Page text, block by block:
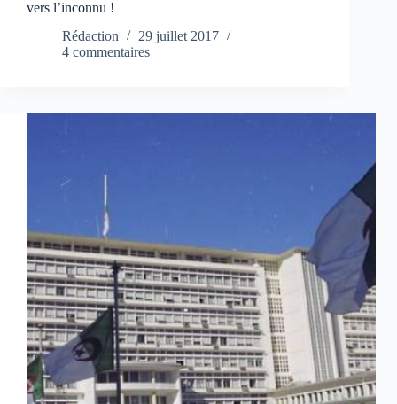
vers l’inconnu !
Rédaction
29 juillet 2017
4 commentaires